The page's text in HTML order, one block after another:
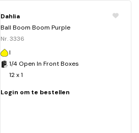
Dahlia
Ball Boom Boom Purple
Nr. 3336
I
1/4 Open In Front Boxes
12 x 1
Login om te bestellen